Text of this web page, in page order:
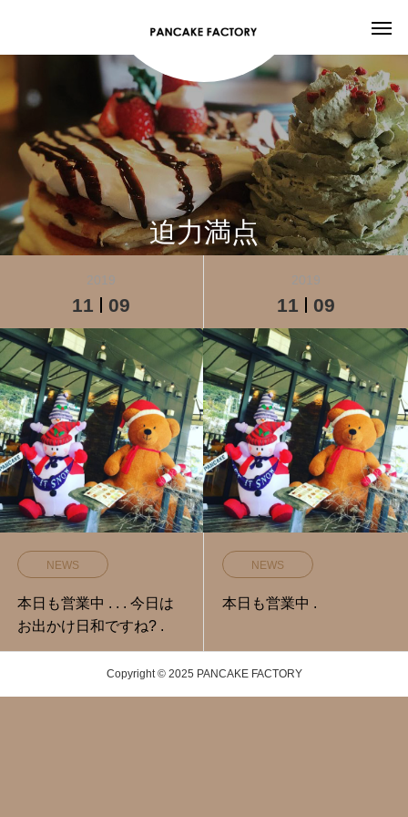
迫力満点
2019
11 09
NEWS
本日も営業中️ . . . 今日は
お出かけ日和ですね? .
2019
11 09
NEWS
本日も営業中️ .
Copyright © 2025 PANCAKE FACTORY